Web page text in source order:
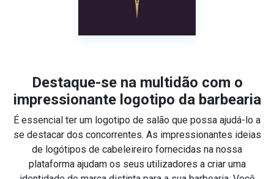
Destaque-se na multidão com o
impressionante logotipo da barbearia
É essencial ter um logotipo de salão que possa ajudá-lo a
se destacar dos concorrentes. As impressionantes ideias
de logótipos de cabeleireiro fornecidas na nossa
plataforma ajudam os seus utilizadores a criar uma